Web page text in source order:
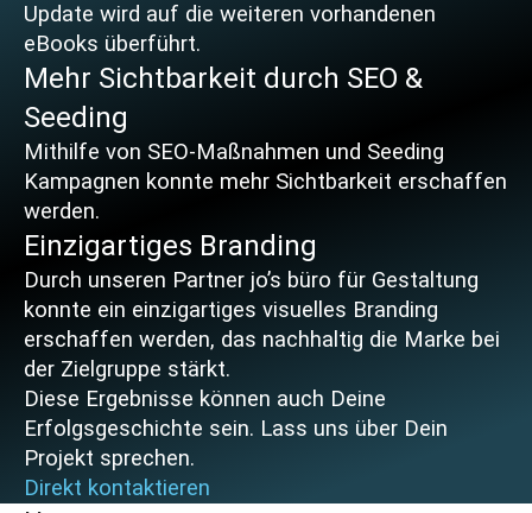
Update wird auf die weiteren vorhandenen
eBooks überführt.
Mehr Sichtbarkeit durch SEO &
Seeding
Mithilfe von SEO-Maßnahmen und Seeding
Kampagnen konnte mehr Sichtbarkeit erschaffen
werden.
Einzigartiges Branding
Durch unseren Partner jo’s büro für Gestaltung
konnte ein einzigartiges visuelles Branding
erschaffen werden, das nachhaltig die Marke bei
der Zielgruppe stärkt.
Diese Ergebnisse können auch Deine
Erfolgsgeschichte sein. Lass uns über Dein
Projekt sprechen.
Direkt kontaktieren